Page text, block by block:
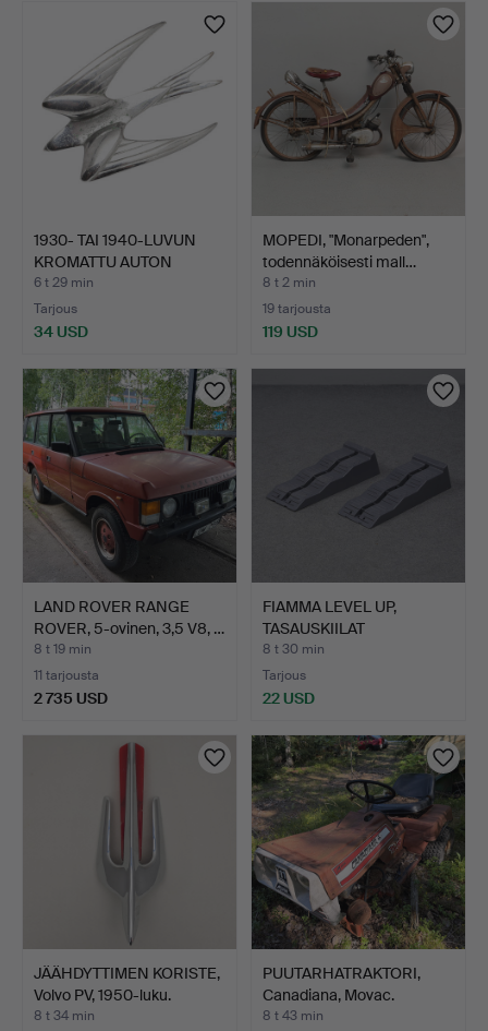
1930- TAI 1940-LUVUN
KROMATTU AUTON
KEULAK…
6 t 29 min
Tarjous
34 USD
MOPEDI, "Monarpeden",
todennäköisesti mall…
8 t 2 min
19 tarjousta
119 USD
LAND ROVER RANGE
ROVER, 5-ovinen, 3,5 V8, …
8 t 19 min
11 tarjousta
2 735 USD
FIAMMA LEVEL UP,
TASAUSKIILAT
ASUNTOVAUNUU…
8 t 30 min
Tarjous
22 USD
JÄÄHDYTTIMEN KORISTE,
Volvo PV, 1950-luku.
8 t 34 min
PUUTARHATRAKTORI,
Canadiana, Movac.
8 t 43 min